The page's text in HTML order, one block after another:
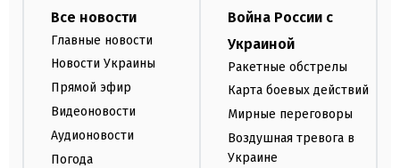
Все новости
Главные новости
Новости Украины
Прямой эфир
Видеоновости
Аудионовости
Погода
Война России с
Украиной
Ракетные обстрелы
Карта боевых действий
Мирные переговоры
Воздушная тревога в
Украине